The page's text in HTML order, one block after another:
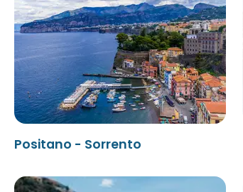
Positano - Sorrento